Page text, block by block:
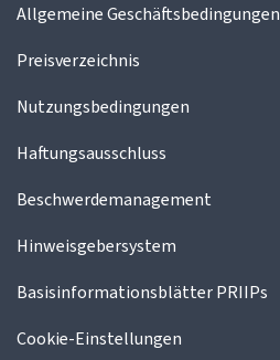
Allgemeine Geschäftsbedingungen
Preisverzeichnis
Nutzungsbedingungen
Haftungsausschluss
Beschwerdemanagement
Hinweisgebersystem
Basisinformationsblätter PRIIPs
Cookie-Einstellungen